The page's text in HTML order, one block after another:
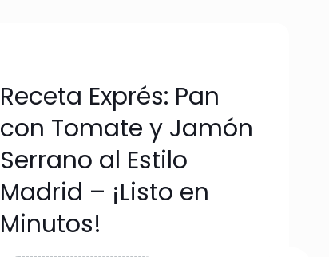
Receta Exprés: Pan
con Tomate y Jamón
Serrano al Estilo
Madrid – ¡Listo en
Minutos!